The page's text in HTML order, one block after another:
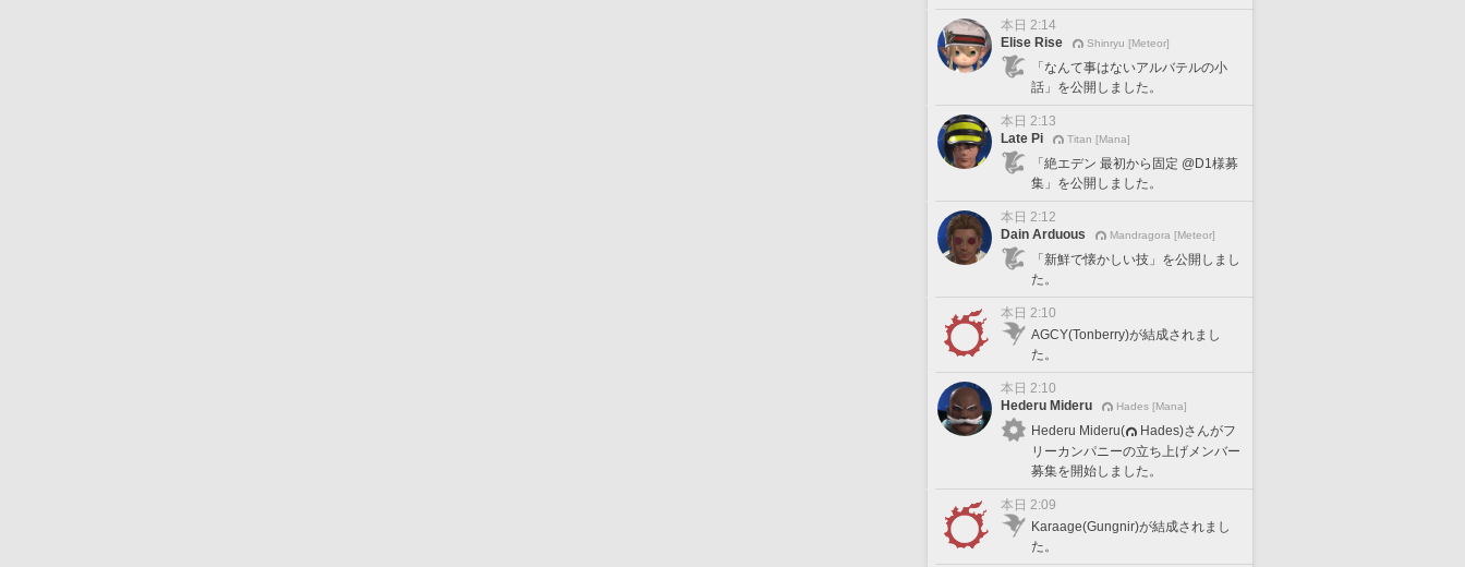
本日 2:14
Elise Rise
Shinryu [Meteor]
「なんて事はないアルバテルの小
話」を公開しました。
本日 2:13
Late Pi
Titan [Mana]
「絶エデン 最初から固定 @D1様募
集」を公開しました。
本日 2:12
Dain Arduous
Mandragora [Meteor]
「新鮮で懐かしい技」を公開しまし
た。
本日 2:10
AGCY(Tonberry)が結成されまし
た。
本日 2:10
Hederu Mideru
Hades [Mana]
Hederu Mideru(
Hades)さんがフ
リーカンパニーの立ち上げメンバー
募集を開始しました。
本日 2:09
Karaage(Gungnir)が結成されまし
た。